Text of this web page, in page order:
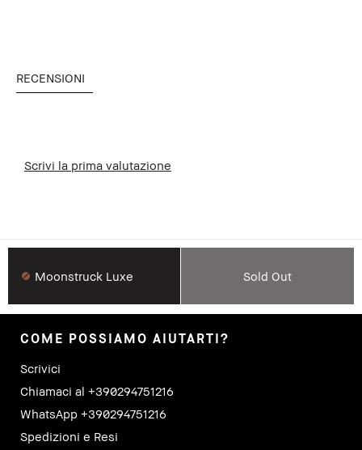
RECENSIONI
Scrivi la prima valutazione
Moonstruck Luxe Sold Out
COME POSSIAMO AIUTARTI?
Scrivici
Chiamaci al +390294751216
WhatsApp +390294751216
Spedizioni e Resi